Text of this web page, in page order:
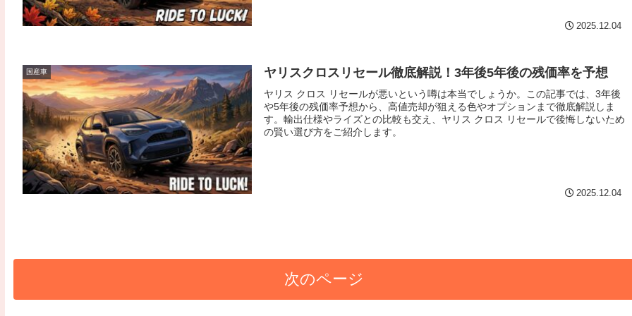
2025.12.04
国産車 ヤリスクロスリセール徹底解説！3年後5年後の残価率を予想
ヤリス クロス リセールが悪いという噂は本当でしょうか。この記事では、3年後
や5年後の残価率予想から、高値売却が狙える色やオプションまで徹底解説しま
す。輸出仕様やライズとの比較も交え、ヤリス クロス リセールで後悔しないため
の賢い選び方をご紹介します。
2025.12.04
次のページ